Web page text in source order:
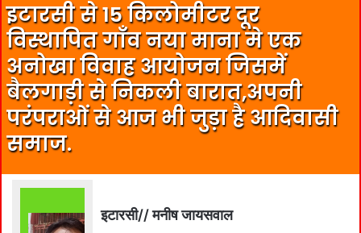
इटारसी से 15 किलोमीटर दूर
विस्थापित गाँव नया माना मे एक
अनोखा विवाह आयोजन जिसमें
बैलगाड़ी से निकली बारात,अपनी
परंपराओं से आज भी जुड़ा है आदिवासी
समाज.
इटारसी// मनीष जायसवाल